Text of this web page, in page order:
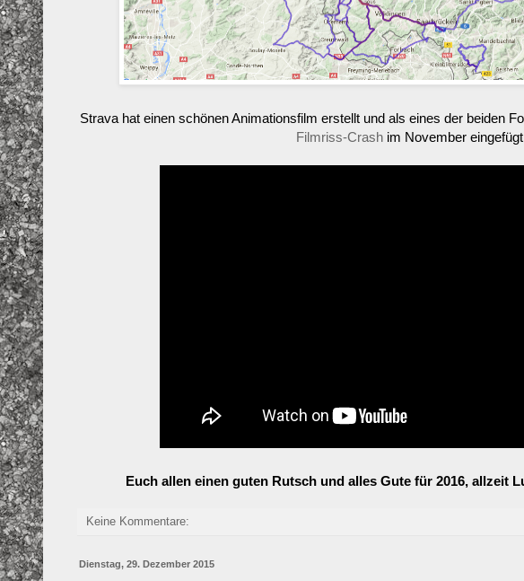
Strava hat einen schönen Animationsfilm erstellt und als eines der beiden
Filmriss-Crashim November
Euch allen einen guten Rutsch und alles Gute für 2016, allzeit
Keine Kommentare:
Dienstag, 29. Dezember 2015